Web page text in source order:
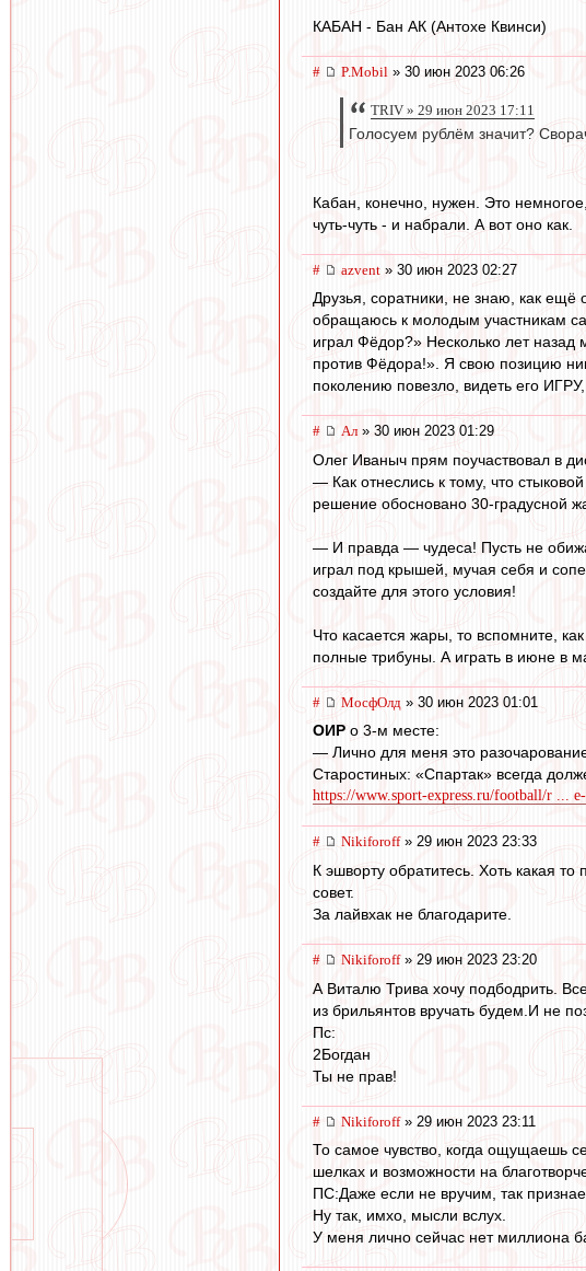
КАБАН - Бан АК (Антохе Квинси)
# P.Mobil » 30 июн 2023 06:26
TRIV » 29 июн 2023 17:11
Голосуем рублём значит?
Кабан, конечно, нужен. Это
чуть-чуть - и набрали. А вот оно как.
# azvent » 30 июн 2023 02:27
Друзья, соратники, не знаю, как
обращаюсь к молодым участникам
играл Фёдор?» Несколько лет назад
против Фёдора!». Я свою позицию
поколению повезло, видеть его
# Ал » 30 июн 2023 01:29
Олег Иваныч прям поучаствовал в
— Как отнеслись к тому, что
решение обосновано 30-градусной
— И правда — чудеса! Пусть не
играл под крышей, мучая себя и
создайте для этого условия!
Что касается жары, то вспомните,
полные трибуны. А играть в июне в
# МосфОлд » 30 июн 2023 01:01
ОИР о 3-м месте:
— Лично для меня это
Старостиных: «Спартак» всегда
https://www.sport-express.ru/football/r ...
# Nikiforoff» 29 июн 2023 23:33
К эшворту обратитесь. Хоть какая
совет.
За лайвхак не благодарите.
# Nikiforoff» 29 июн 2023 23:20
А Виталю Трива хочу подбодрить.
из брильянтов вручать будем.И не
Пс:
2Богдан
Ты не прав!
# Nikiforoff» 29 июн 2023 23:11
То самое чувство, когда ощущаешь
шелках и возможности на
ПС:Даже если не вручим, так
Ну так, имхо, мысли вслух.
У меня лично сейчас нет миллиона